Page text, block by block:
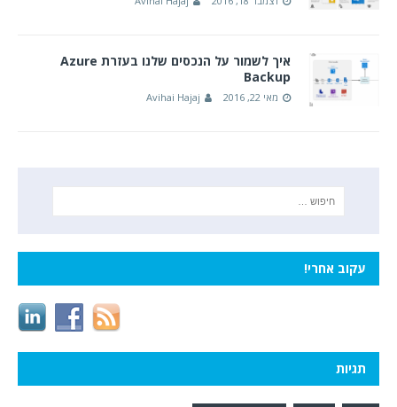
איך לשמור על הנכסים שלנו בעזרת Azure
Backup
מאי 22, 2016 Avihai Hajaj
עקוב אחרי!
תגיות